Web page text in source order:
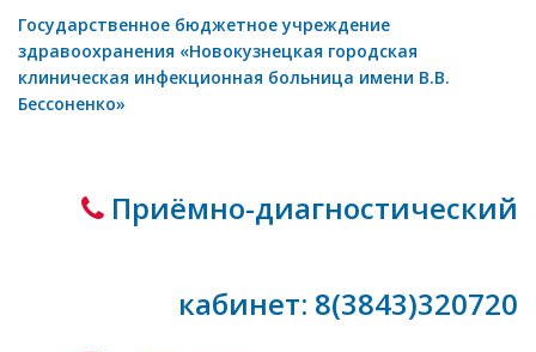
Государственное бюджетное учреждение
здравоохранения «Новокузнецкая городская
клиническая инфекционная больница имени В.В.
Бессоненко»
Приёмно-диагностический
кабинет: 8(3843)320720